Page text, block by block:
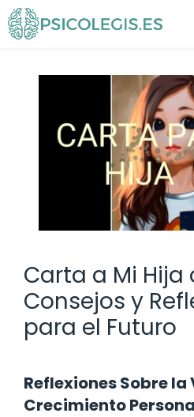
Saltar
al
Carta a Mi Hija
Consejos y
para el Futuro
Reflexiones Sobre la
Crecimiento